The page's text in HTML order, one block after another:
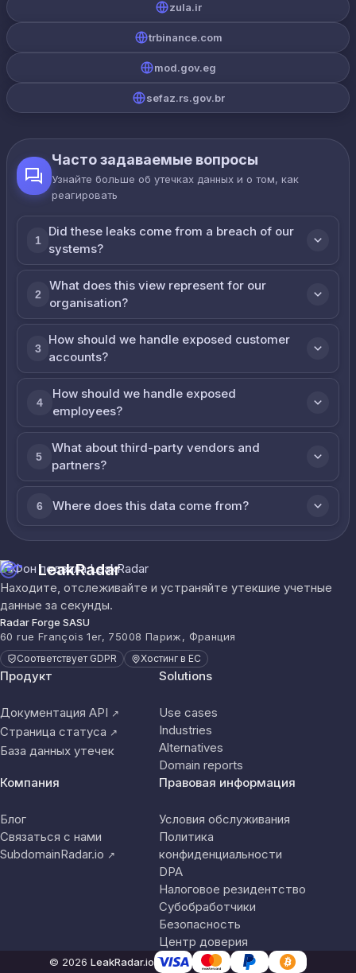
zula.ir
trbinance.com
mod.gov.eg
sefaz.rs.gov.br
Часто задаваемые вопросы
Узнайте больше об утечках данных и о том, как
реагировать
1
Did these leaks come from a breach of our
systems?
2
What does this view represent for our
organisation?
3
How should we handle exposed customer
accounts?
4
How should we handle exposed
employees?
5
What about third-party vendors and
partners?
6 Where does this data come from?
LeakRadar
Находите, отслеживайте и устраняйте утекшие учетные
данные за секунды.
Radar Forge SASU
60 rue François 1er, 75008 Париж, Франция
Соответствует GDPR Хостинг в ЕС
Продукт
Документация API ↗
Страница статуса ↗
База данных утечек
Solutions
Use cases
Industries
Alternatives
Domain reports
Компания
Блог
Связаться с нами
SubdomainRadar.io ↗
Правовая информация
Условия обслуживания
Политика
конфиденциальности
DPA
Налоговое резидентство
Субобработчики
Безопасность
Центр доверия
© 2026 LeakRadar.io